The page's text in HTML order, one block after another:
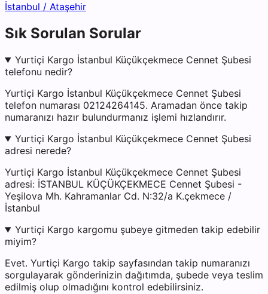
İstanbul / Ataşehir
Sık Sorulan Sorular
Yurtiçi Kargo İstanbul Küçükçekmece Cennet Şubesi
telefonu nedir?
Yurtiçi Kargo İstanbul Küçükçekmece Cennet Şubesi
telefon numarası 02124264145. Aramadan önce takip
numaranızı hazır bulundurmanız işlemi hızlandırır.
Yurtiçi Kargo İstanbul Küçükçekmece Cennet Şubesi
adresi nerede?
Yurtiçi Kargo İstanbul Küçükçekmece Cennet Şubesi
adresi: İSTANBUL KÜÇÜKÇEKMECE Cennet Şubesi -
Yeşilova Mh. Kahramanlar Cd. N:32/a K.çekmece /
İstanbul
Yurtiçi Kargo kargomu şubeye gitmeden takip edebilir
miyim?
Evet. Yurtiçi Kargo takip sayfasından takip numaranızı
sorgulayarak gönderinizin dağıtımda, şubede veya teslim
edilmiş olup olmadığını kontrol edebilirsiniz.